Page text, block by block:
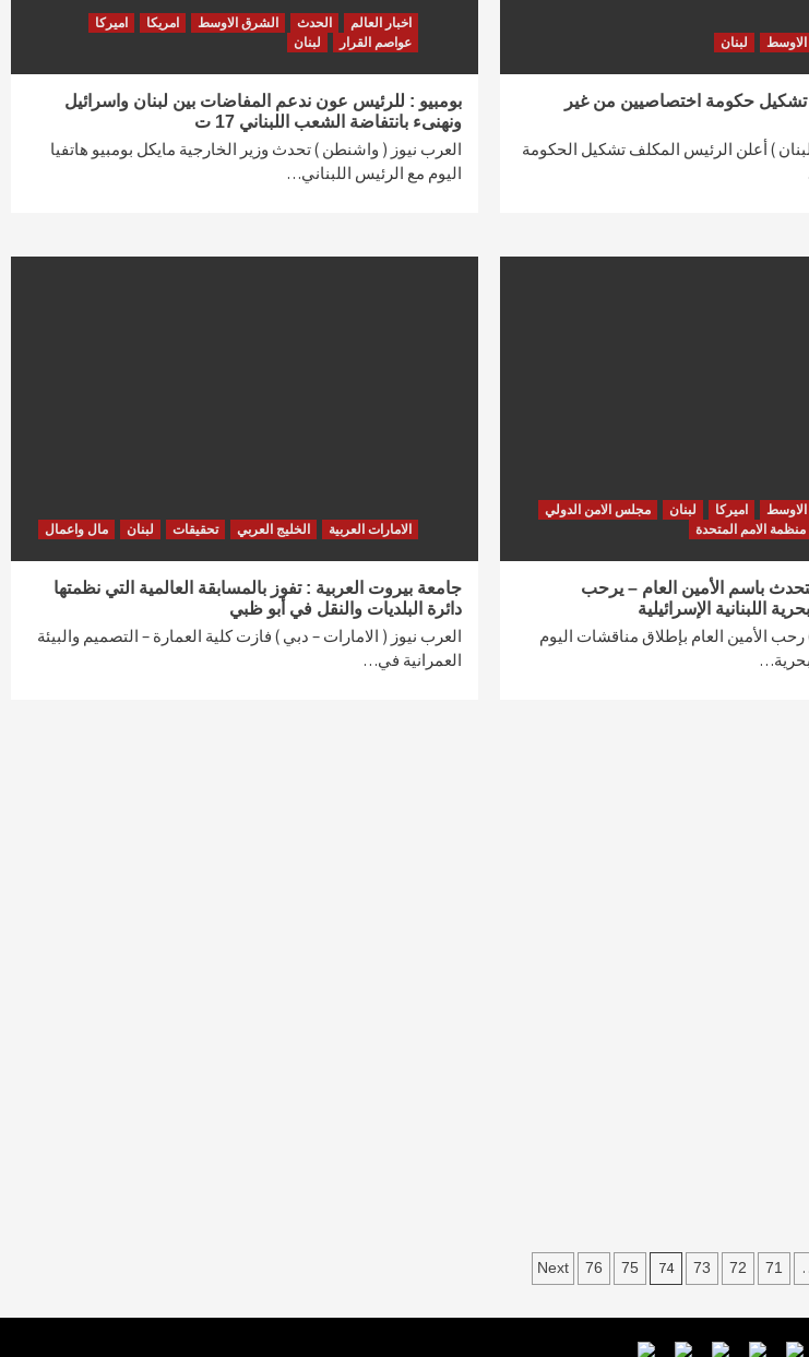
لبنان
تشكيل حكومة اختصاصيين من غير
) أعلن الرئيس المكلف تشكيل الحكومة
اخبار العالم الحدث الشرق الاوسط امريكا
اميركا
عواصم القرار
لبنان
بومبيو : للرئيس عون ندعم المفاضات بين لبنان واسرائيل
ونهنىء بانتفاضة الشعب اللبناني 17 ت
العرب نيوز ( واشنطن ) تحدث وزير الخارجية مايكل بومبيو هاتفيا
اليوم مع الرئيس اللبناني…
اميركا لبنان
مجلس الامن الدولي
منظمة الامم المتحدة
باسم الأمين العام – يرحب
اللبنانية الإسرائيلية
رحب الأمين العام بإطلاق مناقشات اليوم
الامارات العربية الخليج العربي تحقيقات لبنان مال واعمال
جامعة بيروت العربية : تفوز بالمسابقة العالمية التي نظمتها
دائرة البلديات والنقل في أبو ظبي
العرب نيوز ( الامارات – دبي ) فازت كلية العمارة – التصميم والبيئة
العمرانية في…
71
72
73
74
75
76
Next